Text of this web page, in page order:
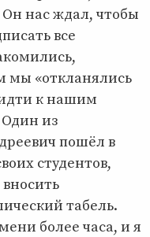
Он нас ждал, чтобы
все
мы «откланялись
к нашим
из
пошёл в
студентов,
табель.
более часа, и я